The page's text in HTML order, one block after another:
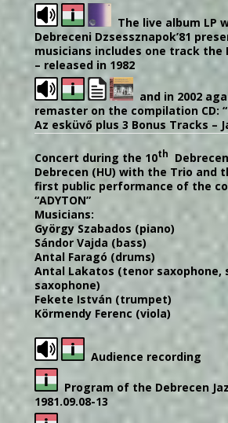
The live album LP
Debreceni Dzsessznapok’81
musicians includes one track the
– released in 1982
and in 2002
remaster on the compilation CD:
Az esküvő plus 3 Bonus Tracks –
Concert during the 10th
Debrecen (HU) with the Trio and
first public performance of the
“ADYTON”
Musicians:
György Szabados (piano)
Sándor Vajda (bass)
Antal Faragó (drums)
Antal Lakatos (tenor saxophone,
saxophone)
Fekete István (trumpet)
Körmendy Ferenc (viola)
Audience recording
Program of the Debrecen
1981.09.08-13